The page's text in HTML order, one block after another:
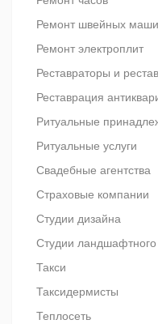
Ремонт швейных
Ремонт электроплит
Реставраторы и
Реставрация
Ритуальные
Ритуальные услуги
Свадебные агентства
Страховые компании
Студии дизайна
Студии ландшафтного
Такси
Таксидермисты
Теплосеть